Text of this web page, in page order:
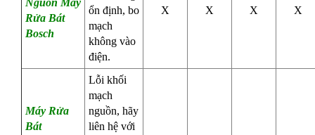
Nguồn Máy
Rửa Bát
Bosch
ổn định, bo
mạch
không vào
điện.
X X X X
Máy Rửa
Bát
Lỗi khối
mạch
nguồn, hãy
liên hệ với